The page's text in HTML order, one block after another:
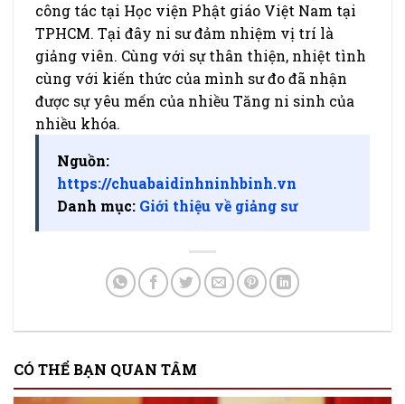
công tác tại Học viện Phật giáo Việt Nam tại
TPHCM. Tại đây ni sư đảm nhiệm vị trí là
giảng viên. Cùng với sự thân thiện, nhiệt tình
cùng với kiến thức của mình sư đo đã nhận
được sự yêu mến của nhiều Tăng ni sinh của
nhiều khóa.
Nguồn:
https://chuabaidinhninhbinh.vn
Danh mục: Giới thiệu về giảng sư
CÓ THỂ BẠN QUAN TÂM